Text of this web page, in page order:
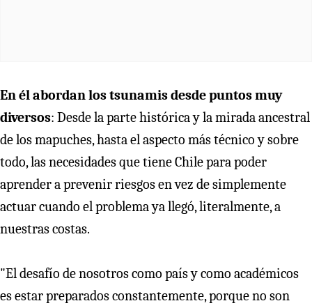
En él abordan los tsunamis desde puntos muy
diversos: Desde la parte histórica y la mirada ancestral
de los mapuches, hasta el aspecto más técnico y sobre
todo, las necesidades que tiene Chile para poder
aprender a prevenir riesgos en vez de simplemente
actuar cuando el problema ya llegó, literalmente, a
nuestras costas.
"El desafío de nosotros como país y como académicos
es estar preparados constantemente, porque no son